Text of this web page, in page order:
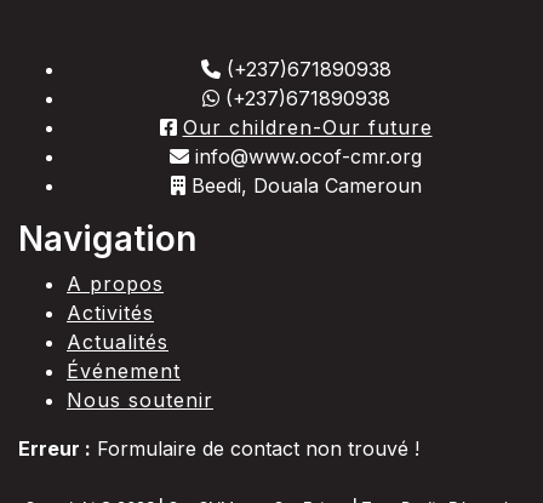
(+237)671890938
(+237)671890938
Our children-Our future
info@www.ocof-cmr.org
Beedi, Douala Cameroun
Navigation
A propos
Activités
Actualités
Événement
Nous soutenir
Erreur : Formulaire de contact non trouvé !